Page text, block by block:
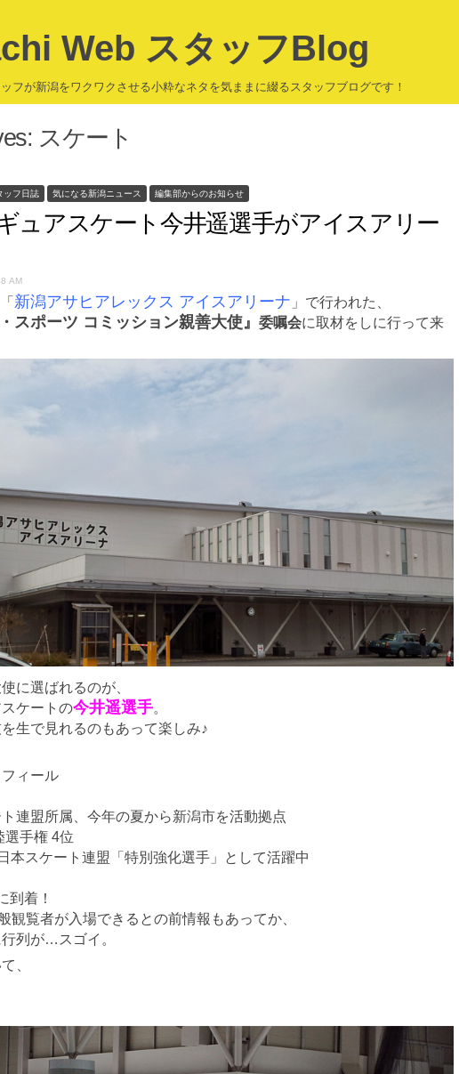
Web スタッフBlog
フが新潟をワクワクさせる小粋なネタを気ままに綴るスタッフブログです！
スケート
ッフ日誌 気になる新潟ニュース 編集部からのお知らせ
ュアスケート今井遥選手がアイスアリー
AM
「 新潟アサヒアレックス アイスアリーナ 」で行われた、
スポーツ コミッション親善大使』 委嘱会に取材をしに行って来
に選ばれるのが、
ケートの今井遥選手。
生で見れるのもあって楽しみ♪
ィール
ト連盟所属、今年の夏から新潟市を活動拠点
選手権 4位
本スケート連盟「特別強化選手」として活躍中
到着！
観覧者が入場できるとの前情報もあってか、
列が…スゴイ。
、